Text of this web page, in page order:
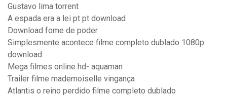
Gustavo lima torrent
A espada era a lei pt pt download
Download fome de poder
Simplesmente acontece filme completo dublado 1080p
download
Mega filmes online hd- aquaman
Trailer filme mademoiselle vingança
Atlantis o reino perdido filme completo dublado